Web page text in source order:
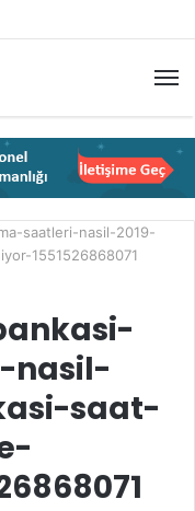
saatleri-nasil-2019-
1551526868071
nasil-
saat-